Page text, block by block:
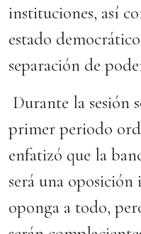
instituciones, así
estado
separación de
Durante la sesión
primer periodo
enfatizó que la
será una oposición
oponga a todo,